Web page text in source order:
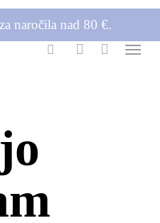
naročila nad 80 €.
Menu